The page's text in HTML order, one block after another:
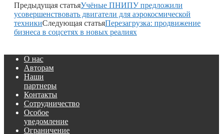
Предыдущая статьяУчёные ПНИПУ предложили
усовершенствовать двигатели для аэрокосмической
техникиСледующая статьяПерезагрузка: продвижение
бизнеса в соцсетях в новых реалиях
О нас
Авторам
Наши
партнеры
Контакты
Сотрудничество
Особое
уведомление
Ограничение